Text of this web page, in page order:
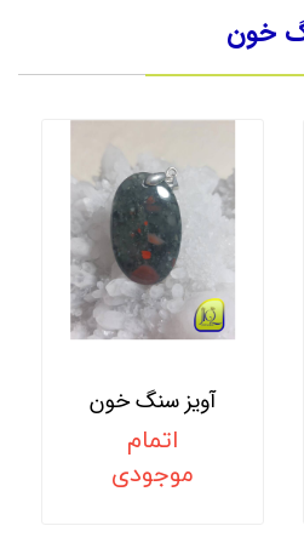
خون
آویز سنگ خون
اتمام
موجودی